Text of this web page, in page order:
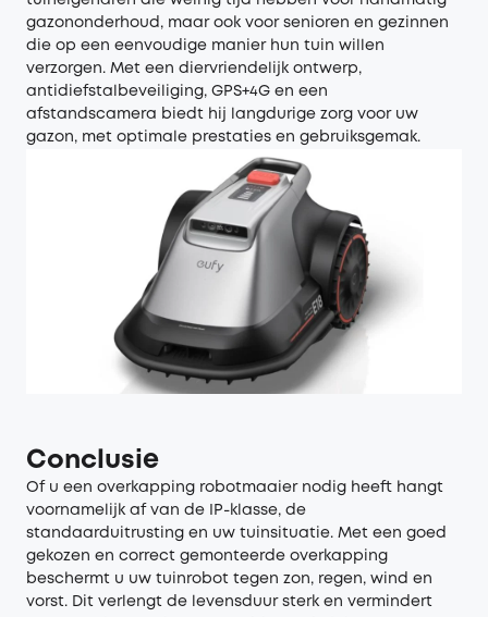
gazononderhoud, maar ook voor senioren en gezinnen
die op een eenvoudige manier hun tuin willen
verzorgen. Met een diervriendelijk ontwerp,
antidiefstalbeveiliging, GPS+4G en een
afstandscamera biedt hij langdurige zorg voor uw
gazon, met optimale prestaties en gebruiksgemak.
Conclusie
Of u een overkapping robotmaaier nodig heeft hangt
voornamelijk af van de IP-klasse, de
standaarduitrusting en uw tuinsituatie. Met een goed
gekozen en correct gemonteerde overkapping
beschermt u uw tuinrobot tegen zon, regen, wind en
vorst. Dit verlengt de levensduur sterk en vermindert